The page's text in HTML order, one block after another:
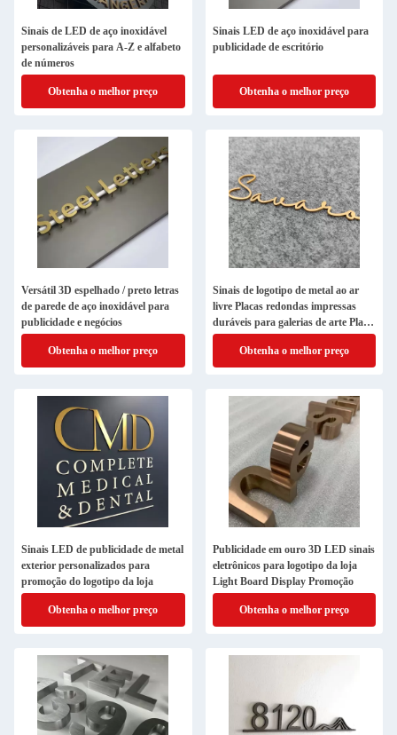
Sinais de LED de aço inoxidável
personalizáveis para A-Z e alfabeto
de números
Obtenha o melhor preço
Sinais LED de aço inoxidável para
publicidade de escritório
Obtenha o melhor preço
Versátil 3D espelhado / preto letras
de parede de aço inoxidável para
publicidade e negócios
Obtenha o melhor preço
Sinais de logotipo de metal ao ar
livre Placas redondas impressas
duráveis para galerias de arte Placa
de gravura
Obtenha o melhor preço
Sinais LED de publicidade de metal
exterior personalizados para
promoção do logotipo da loja
Obtenha o melhor preço
Publicidade em ouro 3D LED sinais
eletrônicos para logotipo da loja
Light Board Display Promoção
Obtenha o melhor preço